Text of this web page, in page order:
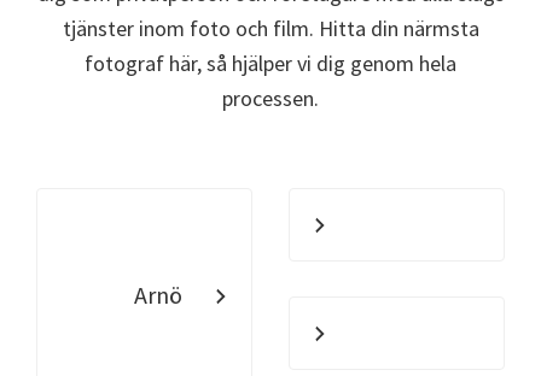
tjänster inom foto och film. Hitta din närmsta
fotograf här, så hjälper vi dig genom hela
processen.
Arnö